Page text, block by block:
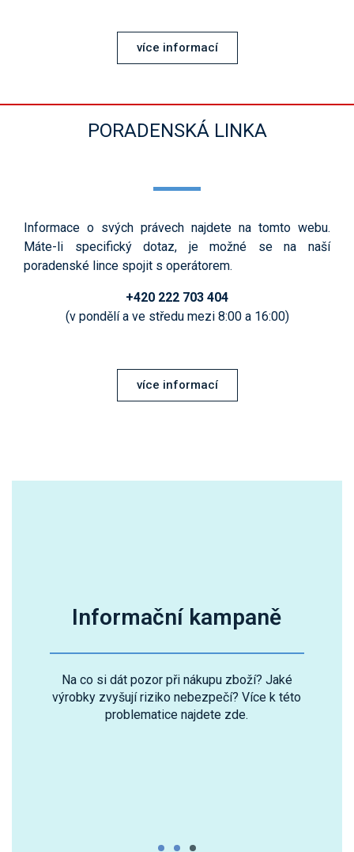
více informací
PORADENSKÁ LINKA
Informace o svých právech najdete na tomto webu.
Máte-li specifický dotaz, je možné se na naší
poradenské lince spojit s operátorem.
+420 222 703 404
(v pondělí a ve středu mezi 8:00 a 16:00)
více informací
Informační kampaně
Na co si dát pozor při nákupu zboží? Jaké
výrobky zvyšují riziko nebezpečí? Více k této
problematice najdete zde.